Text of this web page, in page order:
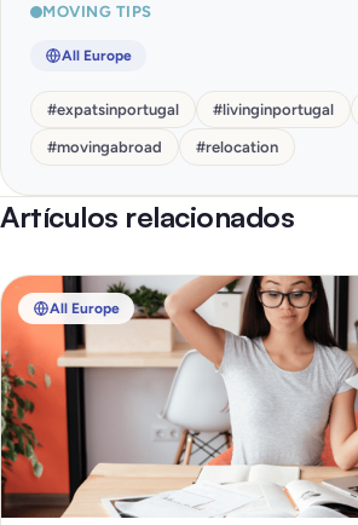
MOVING TIPS
All Europe
#expatsinportugal #livinginportugal
#movingabroad #relocation
Artículos relacionados
All Europe